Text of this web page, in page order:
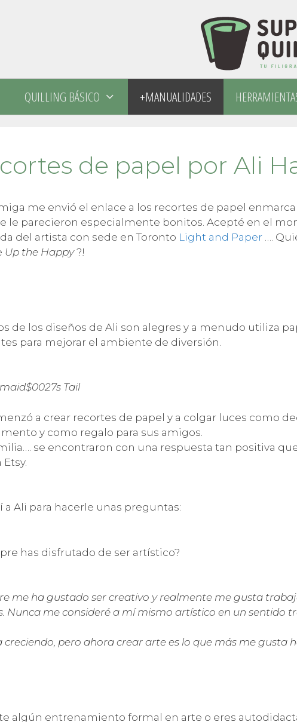
QUILLING BÁSICO +MANUALIDADES
de papel por Ali
me envió el enlace a los recortes de papel
le parecieron especialmente bonitos. Acepté en el
del artista con sede en Toronto Light and Paper ….
Up the Happy?!
de los diseños de Ali son alegres y a menudo utiliza
para mejorar el ambiente de diversión.
Tail
a crear recortes de papel y a colgar luces como
y como regalo para sus amigos.
se encontraron con una respuesta tan positiva
a Ali para hacerle unas preguntas:
has disfrutado de ser artístico?
me ha gustado ser creativo y realmente me gusta
Nunca me consideré a mí mismo artístico en un sentido
creciendo, pero ahora crear arte es lo que más me gusta
algún entrenamiento formal en arte o eres